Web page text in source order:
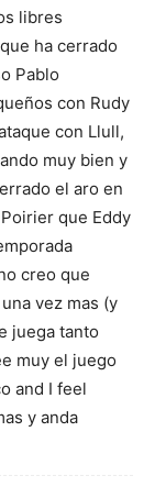
libres
ha cerrado
Pablo
con Rudy
con Llull,
muy bien y
el aro en
que Eddy
creo que
vez mas (y
juega tanto
muy el juego
and I feel
y anda